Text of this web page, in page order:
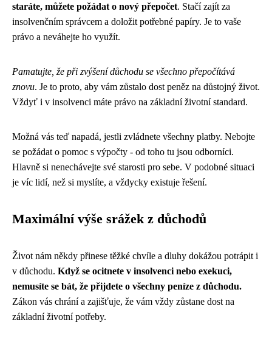
staráte, můžete požádat o nový přepočet. Stačí zajít za
insolvenčním správcem a doložit potřebné papíry. Je to vaše
právo a neváhejte ho využít.
Pamatujte, že při zvýšení důchodu se všechno přepočítává
znovu. Je to proto, aby vám zůstalo dost peněz na důstojný život.
Vždyť i v insolvenci máte právo na základní životní standard.
Možná vás teď napadá, jestli zvládnete všechny platby. Nebojte
se požádat o pomoc s výpočty - od toho tu jsou odborníci.
Hlavně si nenechávejte své starosti pro sebe. V podobné situaci
je víc lidí, než si myslíte, a vždycky existuje řešení.
Maximální výše srážek z důchodů
Život nám někdy přinese těžké chvíle a dluhy dokážou potrápit i
v důchodu. Když se ocitnete v insolvenci nebo exekuci,
nemusíte se bát, že přijdete o všechny peníze z důchodu.
Zákon vás chrání a zajišťuje, že vám vždy zůstane dost na
základní životní potřeby.